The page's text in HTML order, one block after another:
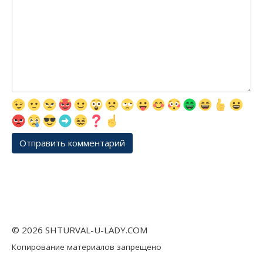
© 2026 SHTURVAL-U-LADY.COM
Копирование материалов запрещено